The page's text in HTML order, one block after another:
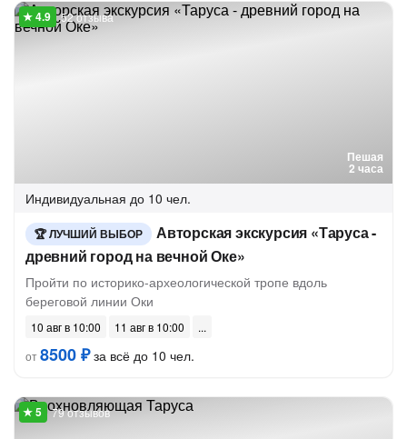
Пешая
2 часа
52 отзыва
Индивидуальная до 10 чел.
ЛУЧШИЙ ВЫБОР
Авторская экскурсия «Таруса -
древний город на вечной Оке»
Пройти по историко-археологической тропе вдоль
береговой линии Оки
10 авг в 10:00
11 авг в 10:00
от8500 ₽за всё до 10 чел.
79 отзывов